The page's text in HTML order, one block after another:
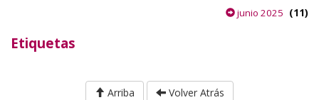
junio 2025 (11)
Etiquetas
Arriba Volver Atrás